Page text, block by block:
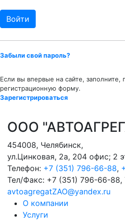
Забыли свой пароль?
Если вы впервые на сайте, заполните,
регистрационную форму.
Зарегистрироваться
ООО
454008, Челябинск,
ул.Цинковая, 2а, 204 офис; 2
Телефон: +7 (351) 796-66-88,
Тел/Факс: +7 (351) 796-66-
avtoagregatZAO@yandex.ru
О компании
Услуги